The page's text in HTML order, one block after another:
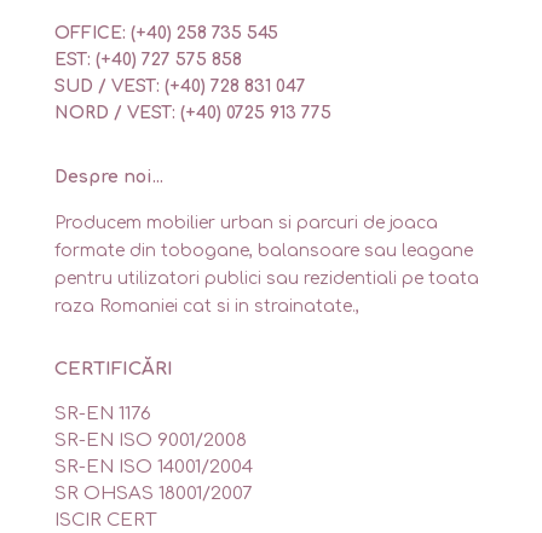
OFFICE: (+40) 258 735 545
EST: (+40) 727 575 858
SUD / VEST: (+40) 728 831 047
NORD / VEST: (+40) 0725 913 775
Despre noi...
Producem mobilier urban si parcuri de joaca
formate din tobogane, balansoare sau leagane
pentru utilizatori publici sau rezidentiali pe toata
raza Romaniei cat si in strainatate.,
CERTIFICĂRI
SR-EN 1176
SR-EN ISO 9001/2008
SR-EN ISO 14001/2004
SR OHSAS 18001/2007
ISCIR CERT